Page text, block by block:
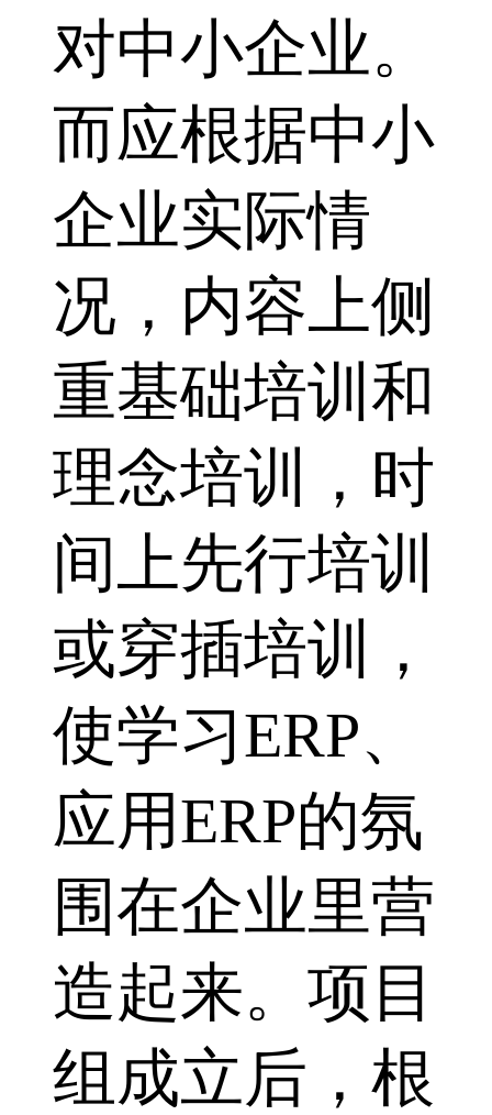
对中小企业。
而应根据中小
企业实际情
况，内容上侧
重基础培训和
理念培训，时
间上先行培训
或穿插培训，
使学习ERP、
应用ERP的氛
围在企业里营
造起来。项目
组成立后，根